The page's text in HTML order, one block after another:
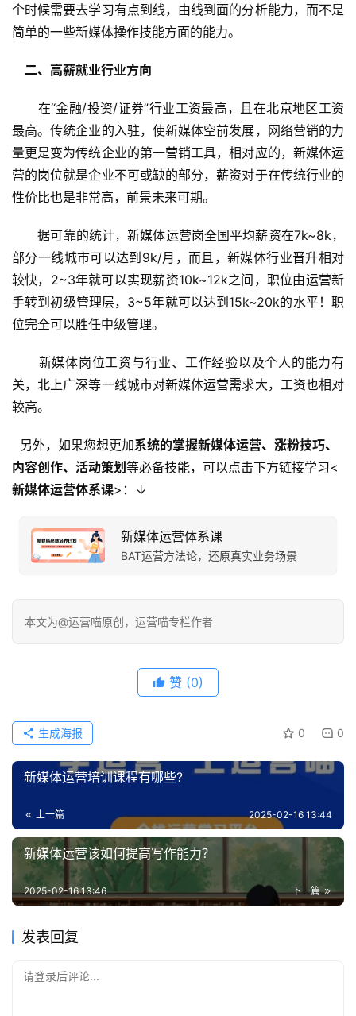
个时候需要去学习有点到线，由线到面的分析能力，而不是
简单的一些新媒体操作技能方面的能力。
二、高薪就业行业方向
在“金融/投资/证券”行业工资最高，且在北京地区工资
最高。传统企业的入驻，使新媒体空前发展，网络营销的力
量更是变为传统企业的第一营销工具，相对应的，新媒体运
营的岗位就是企业不可或缺的部分，薪资对于在传统行业的
性价比也是非常高，前景未来可期。
据可靠的统计，新媒体运营岗全国平均薪资在7k~8k，
部分一线城市可以达到9k/月，而且，新媒体行业晋升相对
较快，2~3年就可以实现薪资10k~12k之间，职位由运营新
手转到初级管理层，3~5年就可以达到15k~20k的水平！职
位完全可以胜任中级管理。
新媒体岗位工资与行业、工作经验以及个人的能力有
关，北上广深等一线城市对新媒体运营需求大，工资也相对
较高。
另外，如果您想更加系统的掌握新媒体运营、涨粉技巧、
内容创作、活动策划等必备技能，可以点击下方链接学习<
新媒体运营体系课>：↓
新媒体运营体系课
BAT运营方法论，还原真实业务场景
本文为@运营喵原创，运营喵专栏作者
赞 (0)
0 0
生成海报
新媒体运营培训课程有哪些?
上一篇 2025-02-16 13:44
新媒体运营该如何提高写作能力？
下一篇
2025-02-16 13:46
发表回复
请登录后评论...